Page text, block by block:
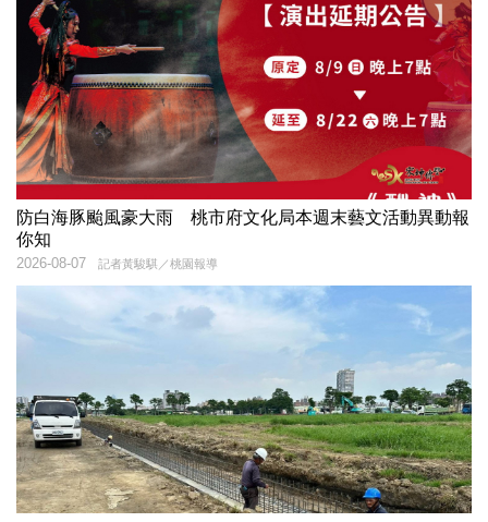
防白海豚颱風豪大雨 桃市府文化局本週末藝文活動異動報
你知
記者黃駿騏／桃園報導
2026-08-07